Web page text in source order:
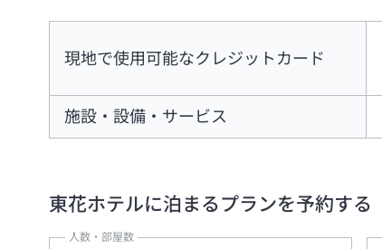
現地で使用可能なクレジットカード
施設・設備・サービス
東花ホテルに泊まるプランを予約する
人数・部屋数